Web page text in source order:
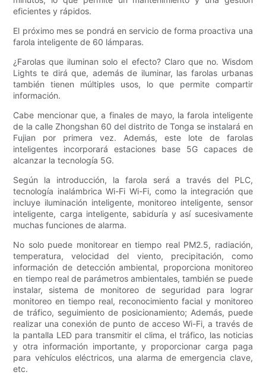
eficientes y rápidos.
El próximo mes se pondrá en servicio de forma proactiva una
farola inteligente de 60 lámparas.
¿Farolas que iluminan solo el efecto? Claro que no. Wisdom
Lights te dirá que, además de iluminar, las farolas urbanas
también tienen múltiples usos, lo que permite compartir
información.
Cabe mencionar que, a finales de mayo, la farola inteligente
de la calle Zhongshan 60 del distrito de Tonga se instalará en
Fujian por primera vez. Además, este lote de farolas
inteligentes incorporará estaciones base 5G capaces de
alcanzar la tecnología 5G.
Según la introducción, la farola será a través del PLC,
tecnología inalámbrica Wi-Fi Wi-Fi, como la integración que
incluye iluminación inteligente, monitoreo inteligente, sensor
inteligente, carga inteligente, sabiduría y así sucesivamente
muchas funciones de alarma.
No solo puede monitorear en tiempo real PM2.5, radiación,
temperatura, velocidad del viento, precipitación, como
información de detección ambiental, proporciona monitoreo
en tiempo real de parámetros ambientales, también se puede
instalar, sistema de monitoreo de seguridad para lograr
monitoreo en tiempo real, reconocimiento facial y monitoreo
de tráfico, seguimiento de posicionamiento; Además, puede
realizar una conexión de punto de acceso Wi-Fi, a través de
la pantalla LED para transmitir el clima, el tráfico, las noticias
y otra información importante, y proporcionar carga paga
para vehículos eléctricos, una alarma de emergencia clave,
etc.